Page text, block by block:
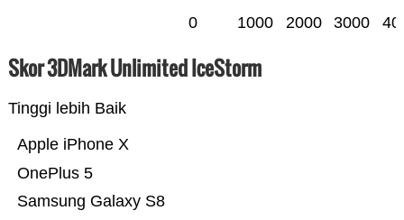
0 1000 2000 3000
Skor 3DMark Unlimited IceStorm
Tinggi lebih Baik
Samsung Galaxy S8
OnePlus 5
Apple iPhone X